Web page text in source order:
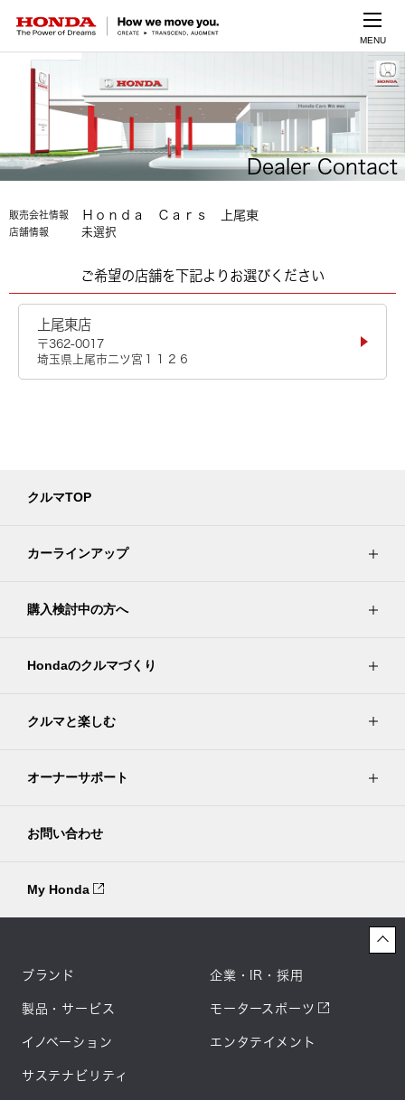
MENU
Dealer Contact
販売会社情報 Ｈｏｎｄａ Ｃａｒｓ 上尾東
店舗情報 未選択
ご希望の店舗を下記よりお選びください
上尾東店
〒362-0017
埼玉県上尾市二ツ宮１１２６
クルマTOP
カーラインアップ
購入検討中の方へ
Hondaのクルマづくり
クルマと楽しむ
オーナーサポート
お問い合わせ
My Honda
ブランド
製品・サービス
イノベーション
サステナビリティ
企業・IR・採用
モータースポーツ
エンタテイメント